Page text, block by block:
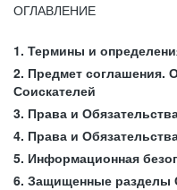
ОГЛАВЛЕНИЕ
1. Термины и
2. Предмет соглашения.
Соискателей
3. Права и
4. Права и
5. Информационная
6. Защищенные разделы